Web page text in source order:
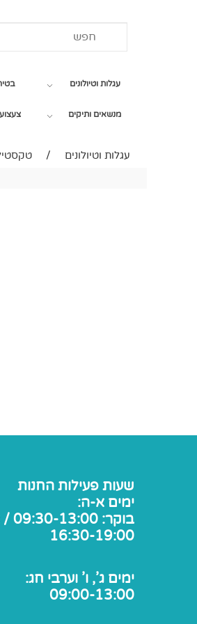
עגלות וטיולונים
מנשאים ותיקים
עגלות וטיולונים /
שעות פעילות החנות
ימים א-ה:
16:30-19:00
ימים ג', ו' וערבי חג:
09:00-13:00